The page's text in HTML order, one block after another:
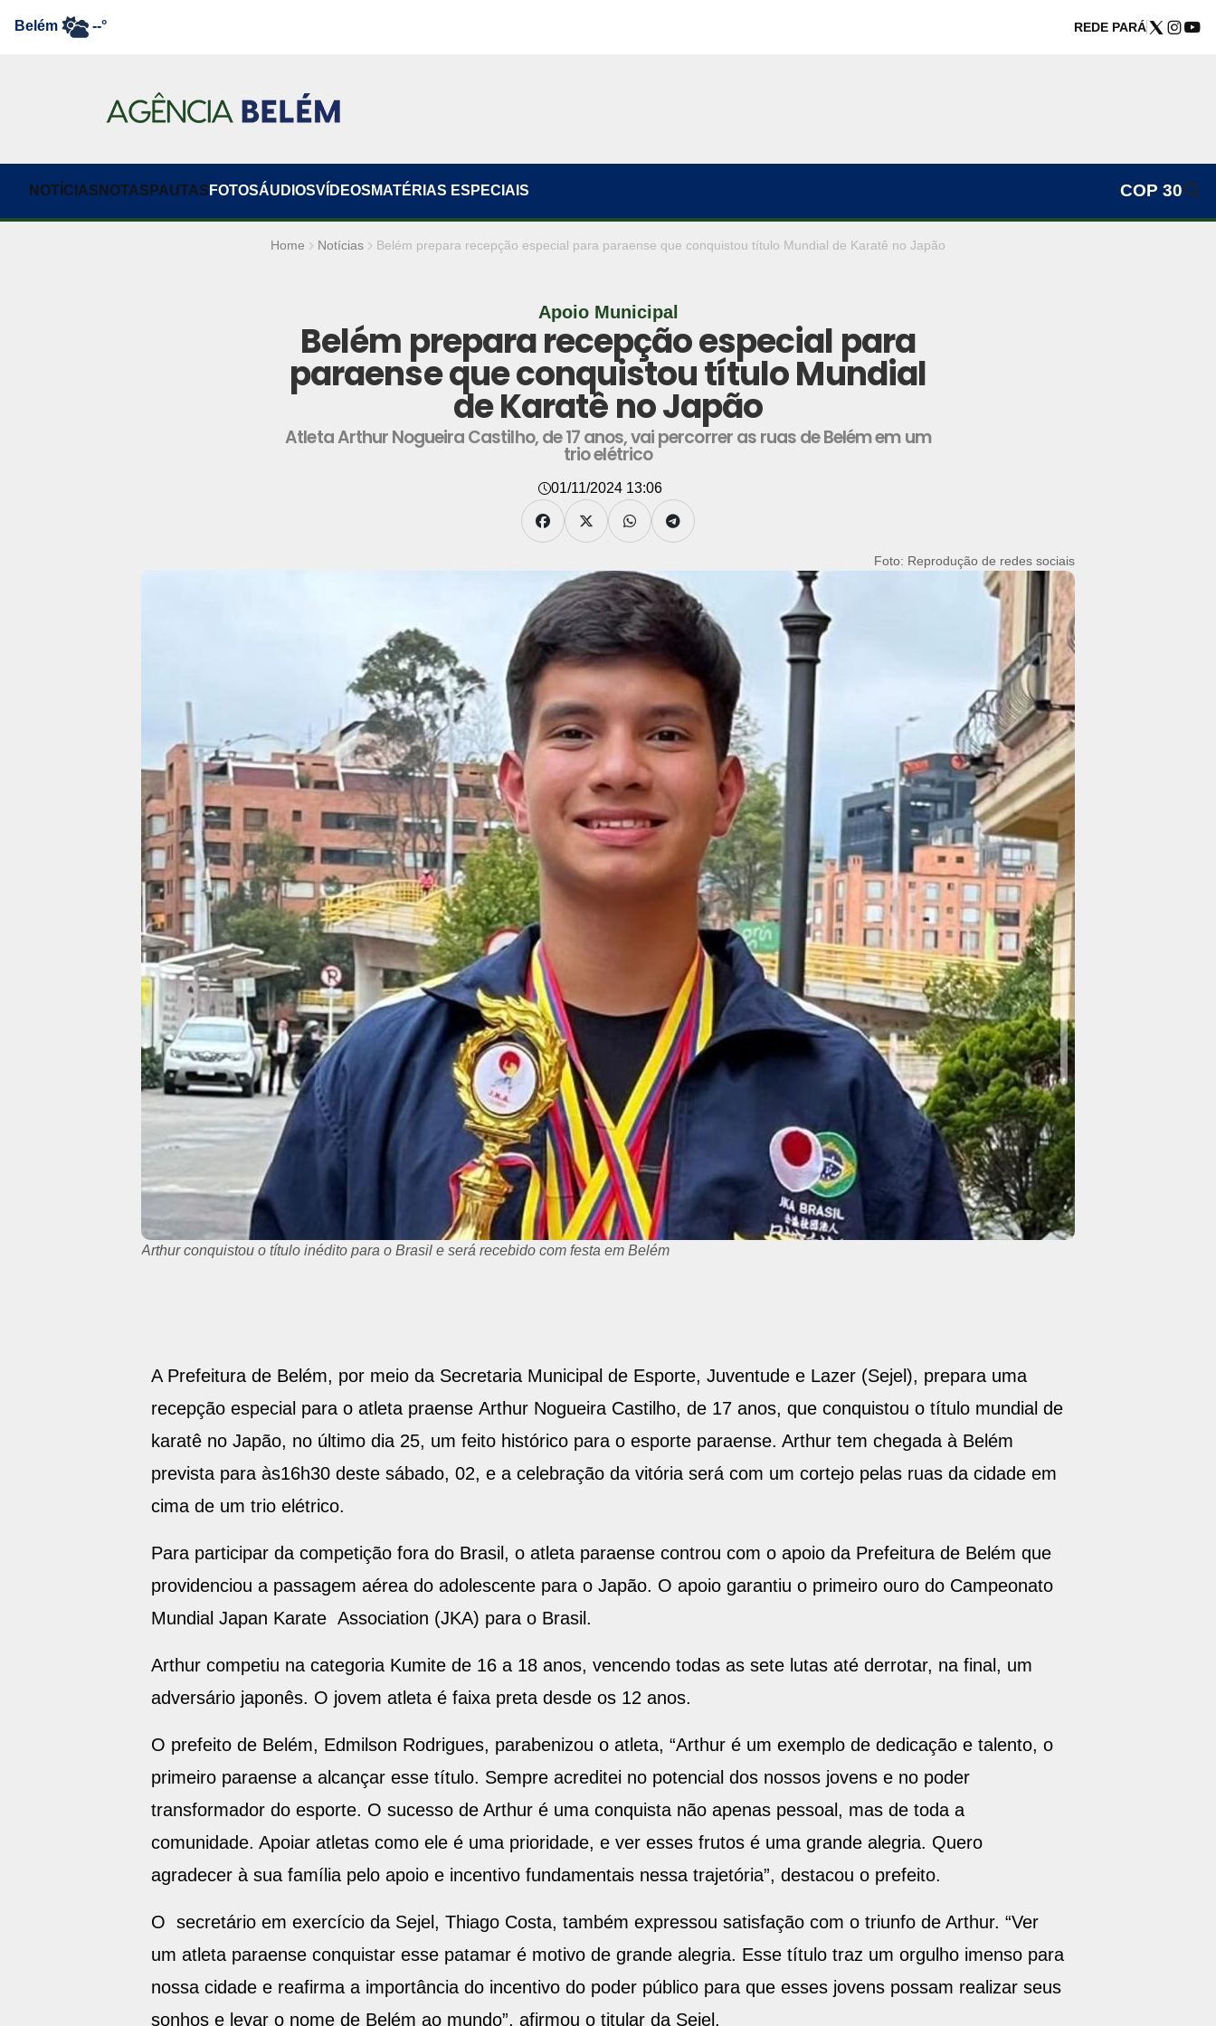
Belém --° REDE PARÁ
NOTÍCIAS NOTAS PAUTAS FOTOSÁUDIOSVÍDEOS MATÉRIAS ESPECIAIS COP 30
Home Notícias Belém prepara recepção especial para paraense que conquistou título Mundial de Karatê no Japão
Apoio Municipal
Belém prepara recepção especial para
paraense que conquistou título Mundial
de Karatê no Japão
Atleta Arthur Nogueira Castilho, de 17 anos, vai percorrer as ruas de Belém em um
trio elétrico
01/11/2024 13:06
Foto: Reprodução de redes sociais
Arthur conquistou o título inédito para o Brasil e será recebido com festa em Belém
A Prefeitura de Belém, por meio da Secretaria Municipal de Esporte, Juventude e Lazer (Sejel), prepara uma
recepção especial para o atleta praense Arthur Nogueira Castilho, de 17 anos, que conquistou o título mundial de
karatê no Japão, no último dia 25, um feito histórico para o esporte paraense. Arthur tem chegada à Belém
prevista para às16h30 deste sábado, 02, e a celebração da vitória será com um cortejo pelas ruas da cidade em
cima de um trio elétrico.
Para participar da competição fora do Brasil, o atleta paraense controu com o apoio da Prefeitura de Belém que
providenciou a passagem aérea do adolescente para o Japão. O apoio garantiu o primeiro ouro do Campeonato
Mundial Japan Karate Association (JKA) para o Brasil.
Arthur competiu na categoria Kumite de 16 a 18 anos, vencendo todas as sete lutas até derrotar, na final, um
adversário japonês. O jovem atleta é faixa preta desde os 12 anos.
O prefeito de Belém, Edmilson Rodrigues, parabenizou o atleta, “Arthur é um exemplo de dedicação e talento, o
primeiro paraense a alcançar esse título. Sempre acreditei no potencial dos nossos jovens e no poder
transformador do esporte. O sucesso de Arthur é uma conquista não apenas pessoal, mas de toda a
comunidade. Apoiar atletas como ele é uma prioridade, e ver esses frutos é uma grande alegria. Quero
agradecer à sua família pelo apoio e incentivo fundamentais nessa trajetória”, destacou o prefeito.
O secretário em exercício da Sejel, Thiago Costa, também expressou satisfação com o triunfo de Arthur. “Ver
um atleta paraense conquistar esse patamar é motivo de grande alegria. Esse título traz um orgulho imenso para
nossa cidade e reafirma a importância do incentivo do poder público para que esses jovens possam realizar seus
sonhos e levar o nome de Belém ao mundo”, afirmou o titular da Sejel.